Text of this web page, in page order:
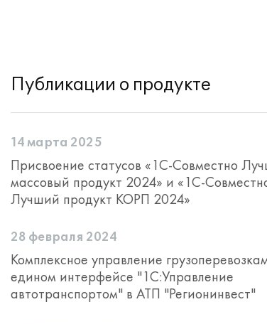
Публикации о продукте
14 марта 2025
Присвоение статусов «1С-Совместно
массовый продукт 2024» и «1С-
Лучший продукт КОРП 2024»
28 февраля 2024
Комплексное управление
едином интерфейсе "1С:Управление
автотранспортом" в АТП "Регионинвест"